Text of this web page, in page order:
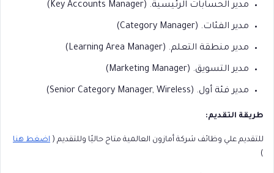
مدير الحسابات الرئيسية. (Key Accounts Manager)
مدير الفئات. (Category Manager)
مدير منطقة التعلم. (Learning Area Manager)
مدير التسويق. (Marketing Manager)
مدير فئة أول. (Senior Category Manager, Wireless)
طريقة التقديم:
للتقديم علي وظائف شركة أمازون العالمية متاح حاليًا وللتقديم ( اضغط هنا
)